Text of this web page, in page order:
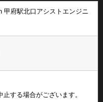
甲府駅北口アシストエンジニ
する場合がございます。